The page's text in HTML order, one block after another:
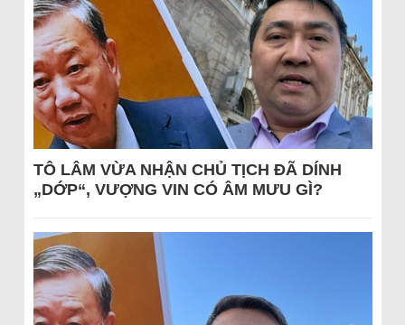
TÔ LÂM VỪA NHẬN CHỦ TỊCH ĐÃ DÍNH
„DỚP“, VƯỢNG VIN CÓ ÂM MƯU GÌ?